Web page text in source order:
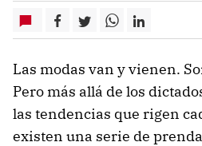
Las modas van y vienen.
Pero más allá de los
las tendencias que rigen
existen una serie de